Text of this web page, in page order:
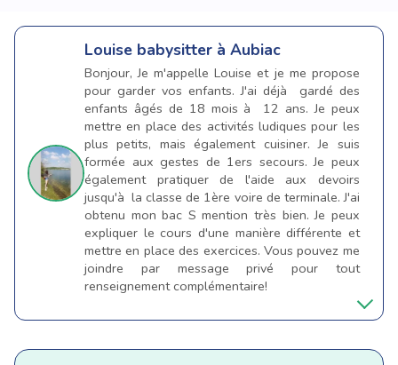
Louise babysitter à Aubiac
Bonjour, Je m'appelle Louise et je me propose
pour garder vos enfants. J'ai déjà gardé des
enfants âgés de 18 mois à 12 ans. Je peux
mettre en place des activités ludiques pour les
plus petits, mais également cuisiner. Je suis
formée aux gestes de 1ers secours. Je peux
également pratiquer de l'aide aux devoirs
jusqu'à la classe de 1ère voire de terminale. J'ai
obtenu mon bac S mention très bien. Je peux
expliquer le cours d'une manière différente et
mettre en place des exercices. Vous pouvez me
joindre par message privé pour tout
renseignement complémentaire!